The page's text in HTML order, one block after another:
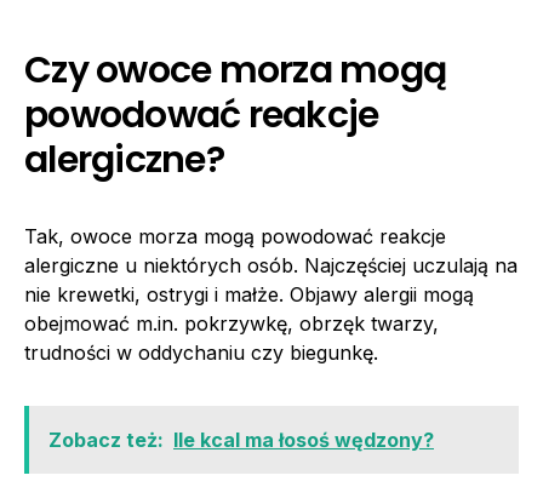
Czy owoce morza mogą
powodować reakcje
alergiczne?
Tak, owoce morza mogą powodować reakcje
alergiczne u niektórych osób. Najczęściej uczulają na
nie krewetki, ostrygi i małże. Objawy alergii mogą
obejmować m.in. pokrzywkę, obrzęk twarzy,
trudności w oddychaniu czy biegunkę.
Zobacz też: Ile kcal ma łosoś wędzony?